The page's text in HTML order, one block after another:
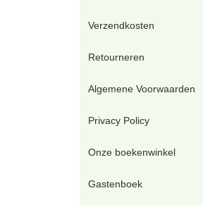
Verzendkosten
Retourneren
Algemene Voorwaarden
Privacy Policy
Onze boekenwinkel
Gastenboek